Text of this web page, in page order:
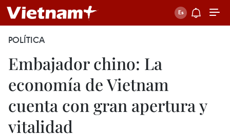
POLÍTICA
Embajador chino: La
economía de Vietnam
cuenta con gran apertura y
vitalidad